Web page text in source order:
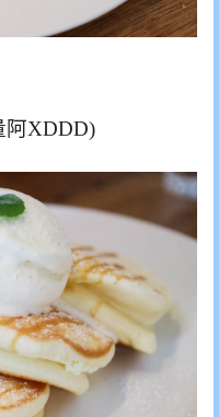
阿XDDD)